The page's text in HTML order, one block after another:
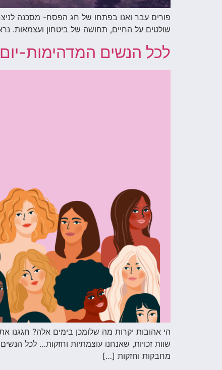
פורים עבר ואנו בפתחו של חג הפסח- מסכנה
שולטים על החיים, תחושה של ביטחון ועצמאות.
לכל הנשים המדהימות-
הי אהובות יקרות מה שלומכן בימים אלה? חגגנו
שוות זכויות, שאנחנו עוצמתיות וחזקות… לכל
מחבקות וחזקות […]